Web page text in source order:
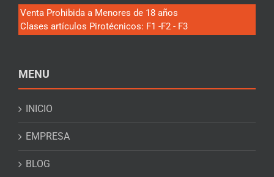
Venta Prohibida a Menores de 18 años
Clases artículos Pirotécnicos: F1 -F2 - F3
MENU
INICIO
EMPRESA
BLOG